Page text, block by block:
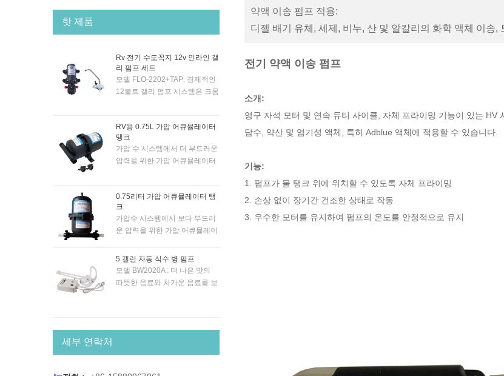
약액 이송 펌프 적용:
디젤 배기 유체, 세제, 비누, 산 및 알칼리의 화학 액체 이송
전기 약액 이송 펌프
소개:
영구 자석 모터 및 연속 듀티 사이클, 자체 프라이밍 기능이 있는
담수, 약산 및 염기성 액체, 특히 Adblue 액체에 적용할 수 있습니다.
기능:
1. 펌프가 물 탱크 위에 위치할 수 있도록 자체 프라이밍
2. 손상 없이 장기간 건조한 상태로 작동
3. 우수한 모터를 유지하여 펌프의 온도를 안정적으로 유지
핫 제품
Rv 전기 수도꼭지 12v 인라인 갤
리 펌프 세트
모델 FLO-2202+TAP: 경제적인
12볼트 갤리 펌프 시스템은 크롬
지의 토글 스위치로 펌프를 자동
으로 활성화할 수 있습니다. 펌
프는 '자체 프라이밍(SELF-
PRIMING)' 방식이므로 보트/캐
대 1.5m입니다. 5미터 헤드에서
분당 최대 4.3리터를 공급합니
다. 10mm 호스에 적합합니다.
RV용 0.75L 가압 어큐뮬레이터
탱크
가압 수 시스템에서 더 부드러운
압력을 위한 가압 어큐뮬레이터
냅인 포트 내구성 피팅을 사용하
여 신규 및 기존 시스템에 간단
하게 장착할 수 있습니다.
0.75리터 가압 어큐뮬레이터 탱
크
가압수 시스템에서 보다 부드러
운 압력을 위한 가압 어큐뮬레이
에 적합합니다. 내부 고무 멤브
레인 포함. 스냅인 포트 내구성
피팅을 사용하여 신규 및 기존
5 갤런 자동 식수 병 펌프
모델 BW2020A : 더 나은 맛의
따뜻한 음료와 차가운 음료를 보
티 메이커, 냉장고 얼음 및 정수
싱크대 또는 휴대용 식수가 필요
세부 연락처